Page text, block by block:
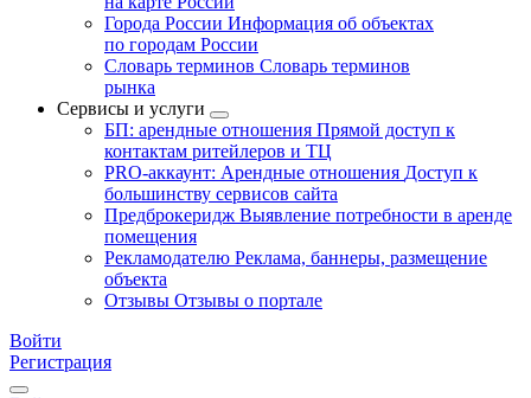
Города России Информация об объектах
по городам России
Словарь терминов Словарь терминов
рынка
Сервисы и услуги
БП: арендные отношения Прямой доступ к
контактам ритейлеров и ТЦ
PRO-аккаунт: Арендные отношения Доступ к
большинству сервисов сайта
Предброкеридж Выявление потребности в аренде
помещения
Рекламодателю Реклама, баннеры, размещение
объекта
Отзывы Отзывы о портале
Войти
Регистрация